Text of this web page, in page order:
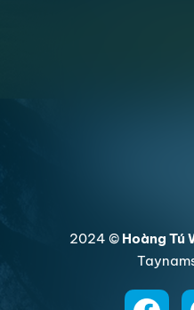
2024 © Hoàng Tú